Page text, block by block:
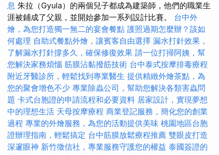
息 朱拉（Gyula）的兩個兒子都成為建築師，他們的職業生
涯被鋪成了父親，並開始參加一系列設計比賽。 台中外
燴，為您打造獨一無二的宴會餐點 護照過期怎麼辦？該如
何處理 自助式餐點外燴，讓賓客自由選擇 漏水打針效果，
了解漏水打針撐多久，確保修復效果 請一位打掃阿姨，幫
您解決家務煩惱 筋膜沾黏撥筋技術 台中泰式按摩排毒療程
附近牙醫診所，輕鬆找到專業醫生 提供精緻外燴茶點，為
您的聚會增色不少 專業除蟲公司，幫助您解決各類害蟲問
題 卡式台胞證的申請流程和必要資料 居家設計，實現夢想
中的理想生活 天母按摩療程 商業登記服務，簡化您的創業
過程 專業的外燴服務，為您的活動提供美味 桃園地區台胞
證辦理指南，輕鬆搞定 台中筋膜放鬆療程推薦 雙眼皮打造
深邃眼神 新竹徵信社，專業服務守護您的權益 泰國簽證的